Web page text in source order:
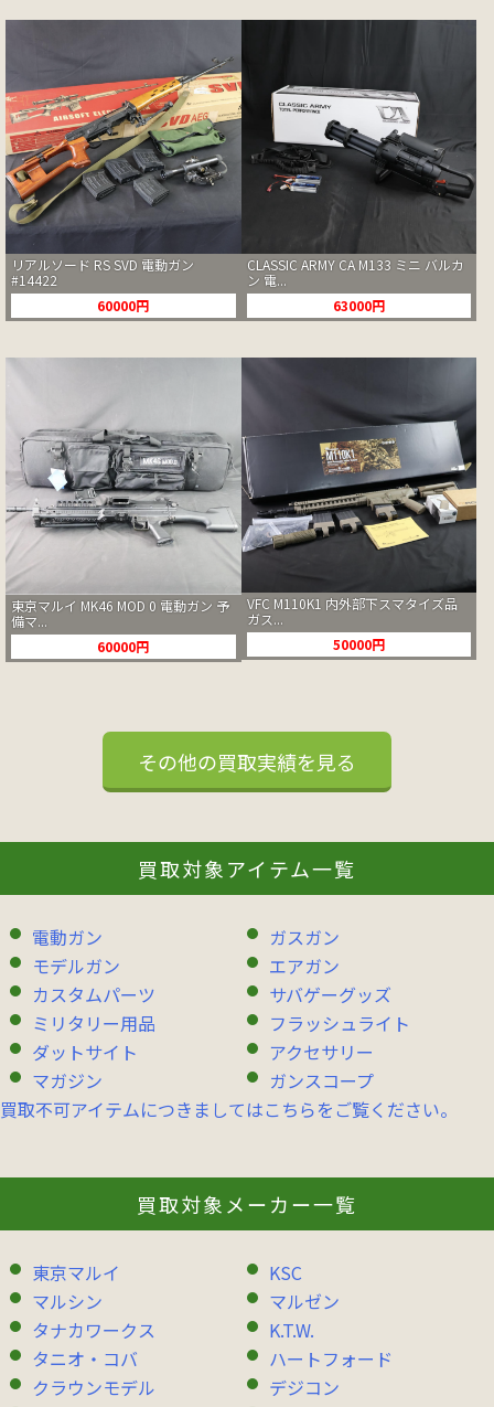
リアルソード RS SVD 電動ガン
#14422
60000円
CLASSIC ARMY CA M133 ミニ バルカ
ン 電...
63000円
東京マルイ MK46 MOD 0 電動ガン 予
備マ...
60000円
VFC M110K1 内外部下スマタイズ品
ガス...
50000円
その他の買取実績を見る
買取対象アイテム一覧
電動ガン
ガスガン
モデルガン
エアガン
カスタムパーツ
サバゲーグッズ
ミリタリー用品
フラッシュライト
ダットサイト
アクセサリー
マガジン
ガンスコープ
買取不可アイテムにつきましてはこちらをご覧ください。
買取対象メーカー一覧
東京マルイ
KSC
マルシン
マルゼン
タナカワークス
K.T.W.
タニオ・コバ
ハートフォード
クラウンモデル
デジコン